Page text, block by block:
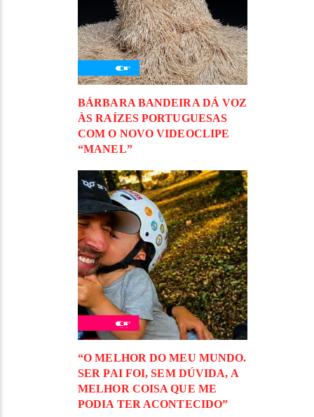
BÁRBARA BANDEIRA DÁ VOZ
ÀS RAÍZES PORTUGUESAS
COM O NOVO VIDEOCLIPE
“MANEL”
“O MELHOR DO MEU MUNDO.
SER PAI FOI, SEM DÚVIDA, A
MELHOR COISA QUE ME
PODIA TER ACONTECIDO”